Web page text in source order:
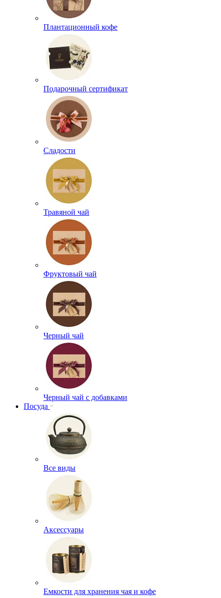
Плантационный кофе
Подарочный сертификат
Сладости
Травяной чай
Фруктовый чай
Черный чай
Черный чай с добавками
Посуда
Все виды
Аксессуары
Емкости для хранения чая и кофе